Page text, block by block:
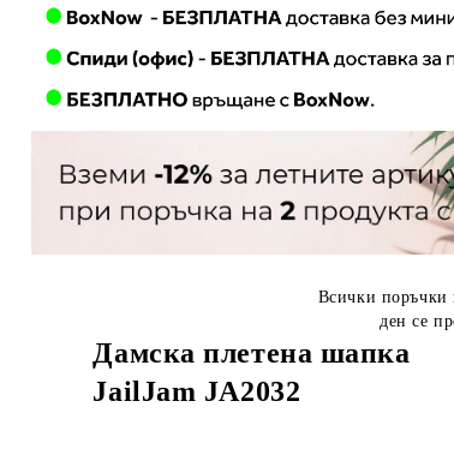
Всички поръчки
ден се
Дамска плетена шапка
JailJam JA2032